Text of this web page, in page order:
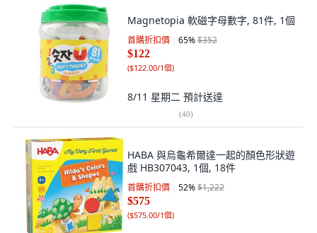
Magnetopia 軟磁字母數字, 81件, 1個
首購折扣價 65%$352
$122
($122.00/1個)
8/11 星期二 預計送達
(40)
HABA 與烏龜希爾達一起的顏色形狀遊
戲 HB307043, 1個, 18件
首購折扣價 52%$1,222
$575
($575.00/1個)